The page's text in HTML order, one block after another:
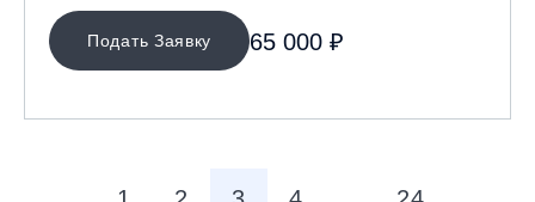
Подать Заявку 65 000 ₽